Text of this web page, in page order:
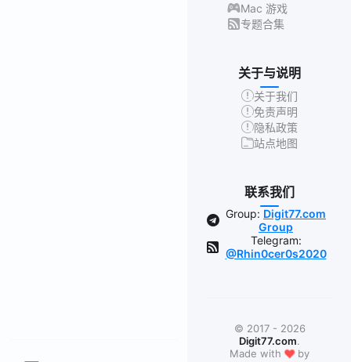
Mac 游戏
专题合集
关于与说明
关于我们
免责声明
隐私政策
站点地图
联系我们
Group: Digit77.com
Group
Telegram:
@Rhin0cer0s2020
© 2017 - 2026
Digit77.com.
Made with ❤by